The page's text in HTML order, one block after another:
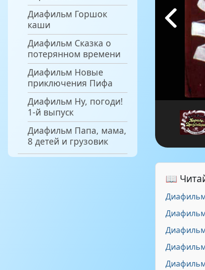
Диафильм Горшок
каши
Диафильм Сказка о
потерянном времени
Диафильм Новые
приключения Пифа
Диафильм Ну, погоди!
1-й выпуск
Диафильм Папа, мама,
8 детей и грузовик
📖